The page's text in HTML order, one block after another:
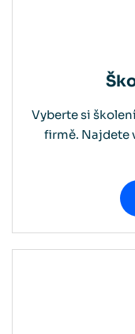
Vyberte si
firmě. Najdete